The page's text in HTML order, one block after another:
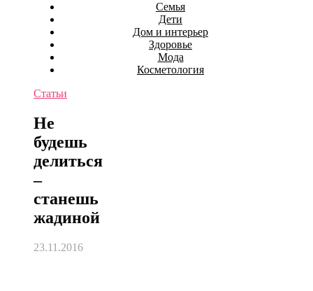
Семья
Дети
Дом и интерьер
Здоровье
Мода
Косметология
Статьи
Не
будешь
делиться
–
станешь
жадиной
23.11.2016